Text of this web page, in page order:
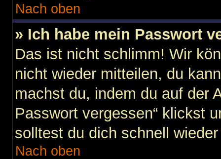
Nach oben
» Ich habe mein Passwort
Das ist nicht schlimm! Wir
nicht wieder mitteilen, du
machst du, indem du auf der
Passwort vergessen“ klickst
solltest du dich schnell
Nach oben